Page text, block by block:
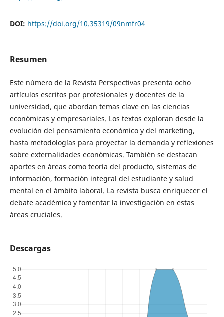
DOI: https://doi.org/10.35319/09nmfr04
Resumen
Este número de la Revista Perspectivas presenta ocho
artículos escritos por profesionales y docentes de la
universidad, que abordan temas clave en las ciencias
económicas y empresariales. Los textos exploran desde la
evolución del pensamiento económico y del marketing,
hasta metodologías para proyectar la demanda y reflexiones
sobre externalidades económicas. También se destacan
aportes en áreas como teoría del producto, sistemas de
información, formación integral del estudiante y salud
mental en el ámbito laboral. La revista busca enriquecer el
debate académico y fomentar la investigación en estas
áreas cruciales.
Descargas